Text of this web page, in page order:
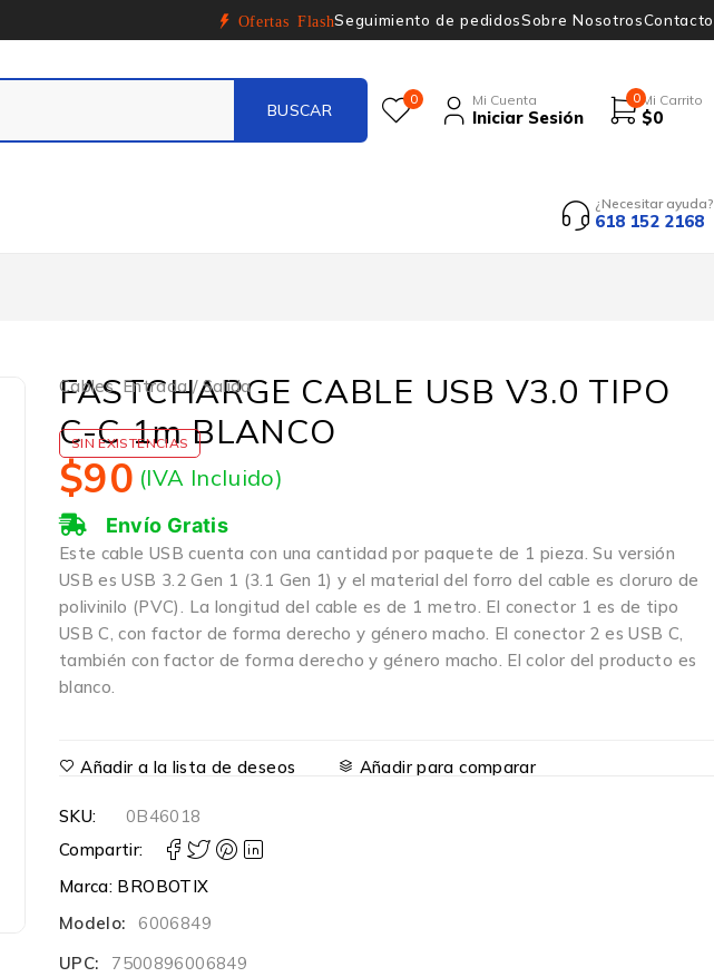
Ofertas FlashSeguimiento de pedidosSobre NosotrosContacto
0 Mi Cuenta
Iniciar Sesión
0 Mi Carrito
$0
¿Necesitar ayuda?
618 152 2168
Cables,Entrada / Salida
FASTCHARGE CABLE USB V3.0 TIPO
C-C 1m BLANCO
SIN EXISTENCIAS
$90 (IVA Incluido)
Envío Gratis
Este cable USB cuenta con una cantidad por paquete de 1 pieza. Su versión
USB es USB 3.2 Gen 1 (3.1 Gen 1) y el material del forro del cable es cloruro de
polivinilo (PVC). La longitud del cable es de 1 metro. El conector 1 es de tipo
USB C, con factor de forma derecho y género macho. El conector 2 es USB C,
también con factor de forma derecho y género macho. El color del producto es
blanco.
Añadir a la lista de deseos Añadir para comparar
SKU:
0B46018
Compartir:
Marca: BROBOTIX
Modelo:
6006849
UPC:
7500896006849